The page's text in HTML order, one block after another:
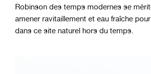
Robinson des temps modernes se
amener ravitaillement et eau fraîche
dans ce site naturel hors du temps.